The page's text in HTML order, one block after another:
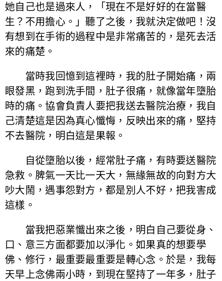
她自己也是過來人，「現在不是好好的在當醫
生？不用擔心。」聽了之後，我就決定做吧！沒
有想到在手術的過程中是非常痛苦的，是死去活
來的痛楚。
當時我回憶到這裡時，我的肚子開始痛，兩
眼發黑，跑到洗手間，肚子很痛，就像當年墮胎
時的痛。協會負責人要把我送去醫院治療，我自
己清楚這是因為真心懺悔，反映出來的痛，堅持
不去醫院，明白這是果報。
自從墮胎以後，經常肚子痛，有時要送醫院
急救。脾氣一天比一天大，無緣無故的向對方大
吵大鬧，遇事怨對方，都是別人不好，把我害成
這樣。
當我把惡業懺出來之後，明白自己要從身、
口、意三方面都要加以淨化。如果真的想要學
佛、修行，最重要最重要是轉心念。於是，我每
天早上念佛兩小時，到現在堅持了一年多，肚子